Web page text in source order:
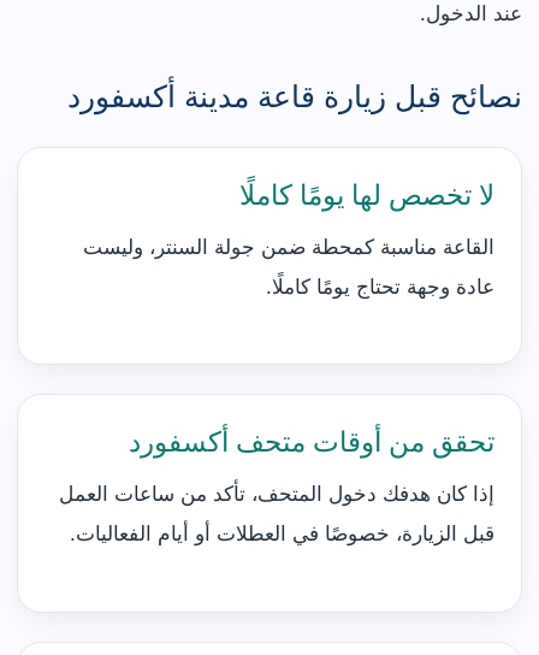
عند الدخول.
نصائح قبل زيارة قاعة مدينة أكسفورد
لا تخصص لها يومًا كاملًا
القاعة مناسبة كمحطة ضمن جولة السنتر، وليست
عادة وجهة تحتاج يومًا كاملًا.
تحقق من أوقات متحف أكسفورد
إذا كان هدفك دخول المتحف، تأكد من ساعات العمل
قبل الزيارة، خصوصًا في العطلات أو أيام الفعاليات.